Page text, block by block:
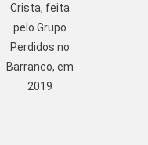
Crista, feita
pelo Grupo
Perdidos no
Barranco, em
2019